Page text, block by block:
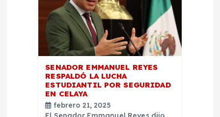
SENADOR EMMANUEL REYES
RESPALDÓ LA LUCHA
ESTUDIANTIL POR SEGURIDAD
EN CELAYA
febrero 21, 2025